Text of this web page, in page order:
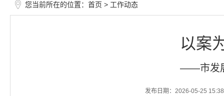
您当前所在的位置： 首页 > 工作动态
以案
——市发
发布日期：2026-05-25 15:38